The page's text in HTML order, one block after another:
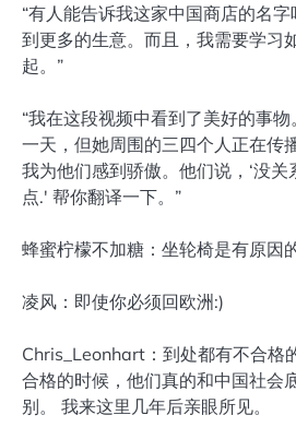
“有人能告诉我这家中国商店的名
到更多的生意。而且，我需要学习
起。”
“我在这段视频中看到了美好的事
一天，但她周围的三四个人正在传
我为他们感到骄傲。他们说，‘没
点.' 帮你翻译一下。”
蜂蜜柠檬不加糖：坐轮椅是有原因
凌风：即使你必须回欧洲:)
Chris_Leonhart：到处都有不合格
合格的时候，他们真的和中国社会
别。 我来这里几年后亲眼所见。